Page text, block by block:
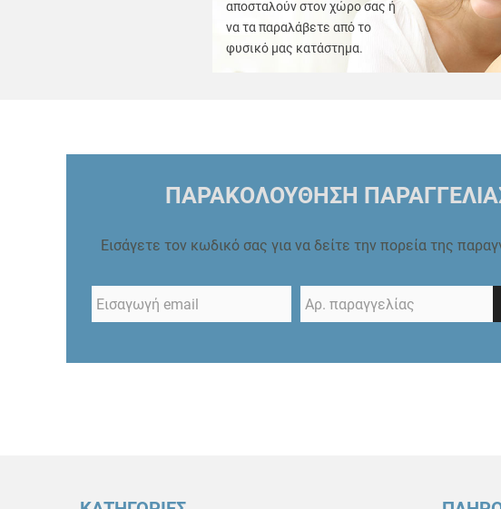
αποσταλούν στον χώρο σας ή
να τα παραλάβετε από το
φυσικό μας κατάστημα.
ΠΑΡΑΚΟΛΟΥΘΗΣΗ
Εισάγετε τον κωδικό σας για να δείτε την πορεία της